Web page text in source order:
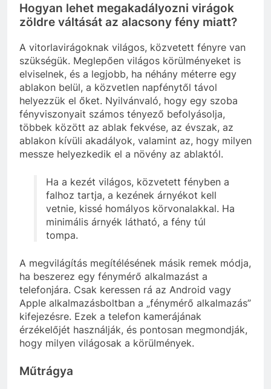
Hogyan lehet megakadályozni virágok
zöldre váltását az alacsony fény miatt?
A vitorlavirágoknak világos, közvetett fényre van
szükségük. Meglepően világos körülményeket is
elviselnek, és a legjobb, ha néhány méterre egy
ablakon belül, a közvetlen napfénytől távol
helyezzük el őket. Nyilvánvaló, hogy egy szoba
fényviszonyait számos tényező befolyásolja,
többek között az ablak fekvése, az évszak, az
ablakon kívüli akadályok, valamint az, hogy milyen
messze helyezkedik el a növény az ablaktól.
Ha a kezét világos, közvetett fényben a
falhoz tartja, a kezének árnyékot kell
vetnie, kissé homályos körvonalakkal. Ha
minimális árnyék látható, a fény túl
tompa.
A megvilágítás megítélésének másik remek módja,
ha beszerez egy fénymérő alkalmazást a
telefonjára. Csak keressen rá az Android vagy
Apple alkalmazásboltban a „fénymérő alkalmazás”
kifejezésre. Ezek a telefon kamerájának
érzékelőjét használják, és pontosan megmondják,
hogy milyen világosak a körülmények.
Műtrágya